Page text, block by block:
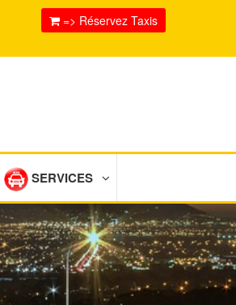
=> Réservez Taxis
SERVICES